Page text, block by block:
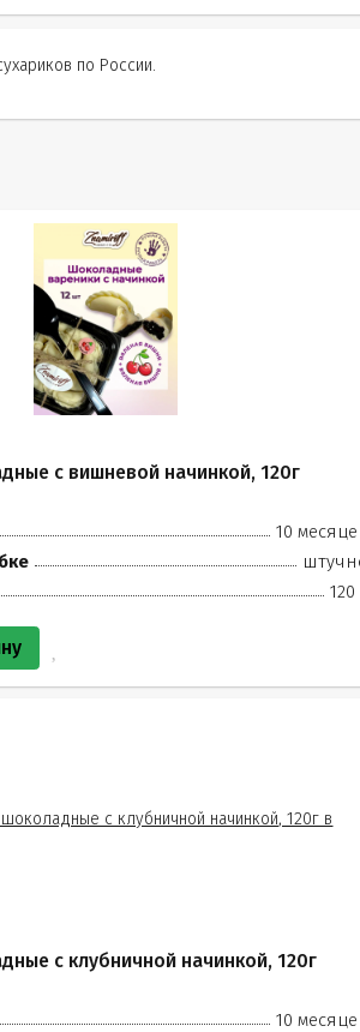
по России.
с вишневой начинкой, 120г
10
120
с клубничной начинкой, 120г
10